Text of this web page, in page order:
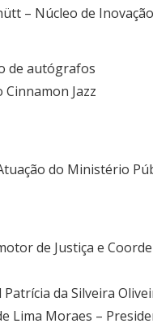
– Núcleo de
de autógrafos
Jazz
do Ministério
de Justiça e
da Silveira
Lima Moraes –